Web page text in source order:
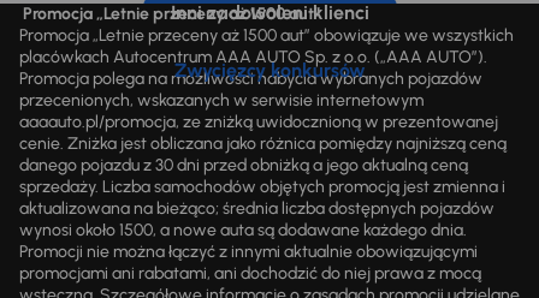
Inni zadowoleni klienci
Zwycięzcy konkursów
Promocja „Letnie przeceny aż 1500 aut”
Promocja „Letnie przeceny aż 1500 aut” obowiązuje we wszystkich
placówkach Autocentrum AAA AUTO Sp. z o.o. („AAA AUTO”).
Promocja polega na możliwości nabycia wybranych pojazdów
przecenionych, wskazanych w serwisie internetowym
aaaauto.pl/promocja, ze zniżką uwidocznioną w prezentowanej
cenie. Zniżka jest obliczana jako różnica pomiędzy najniższą ceną
danego pojazdu z 30 dni przed obniżką a jego aktualną ceną
sprzedaży. Liczba samochodów objętych promocją jest zmienna i
aktualizowana na bieżąco; średnia liczba dostępnych pojazdów
wynosi około 1500, a nowe auta są dodawane każdego dnia.
Promocji nie można łączyć z innymi aktualnie obowiązującymi
promocjami ani rabatami, ani dochodzić do niej prawa z mocą